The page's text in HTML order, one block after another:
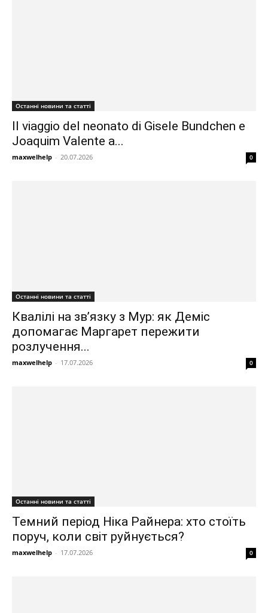
Останні новини та статті
Il viaggio del neonato di Gisele Bundchen e
Joaquim Valente a...
maxwelhelp - 20.07.2026 0
Останні новини та статті
Квалілі на зв’язку з Мур: як Деміс
допомагає Маргарет пережити
розлучення...
maxwelhelp - 17.07.2026 0
Останні новини та статті
Темний період Ніка Райнера: хто стоїть
поруч, коли світ руйнується?
maxwelhelp - 17.07.2026 0